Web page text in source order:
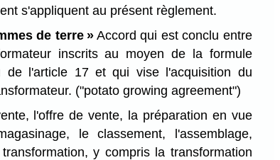
s'appliquent au présent règlement.
de terre » Accord qui est conclu entre
inscrits au moyen de la formule
de l'article 17 et qui vise l'acquisition du
("potato growing agreement")
l'offre de vente, la préparation en vue
le classement, l'assemblage,
y compris la transformation